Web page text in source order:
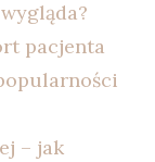
pacjenta
– jak